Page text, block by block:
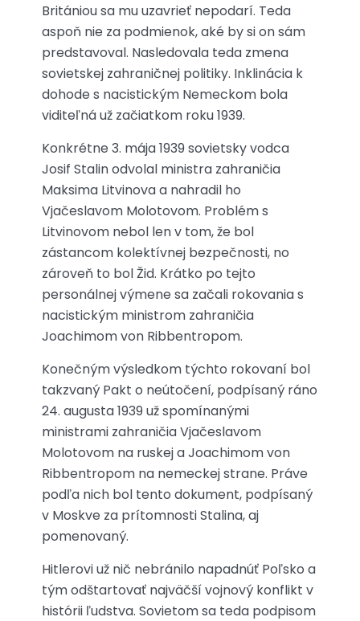
Britániou sa mu uzavrieť nepodarí. Teda
aspoň nie za podmienok, aké by si on sám
predstavoval. Nasledovala teda zmena
sovietskej zahraničnej politiky. Inklinácia k
dohode s nacistickým Nemeckom bola
viditeľná už začiatkom roku 1939.
Konkrétne 3. mája 1939 sovietsky vodca
Josif Stalin odvolal ministra zahraničia
Maksima Litvinova a nahradil ho
Vjačeslavom Molotovom. Problém s
Litvinovom nebol len v tom, že bol
zástancom kolektívnej bezpečnosti, no
zároveň to bol Žid. Krátko po tejto
personálnej výmene sa začali rokovania s
nacistickým ministrom zahraničia
Joachimom von Ribbentropom.
Konečným výsledkom týchto rokovaní bol
takzvaný Pakt o neútočení, podpísaný ráno
24. augusta 1939 už spomínanými
ministrami zahraničia Vjačeslavom
Molotovom na ruskej a Joachimom von
Ribbentropom na nemeckej strane. Práve
podľa nich bol tento dokument, podpísaný
v Moskve za prítomnosti Stalina, aj
pomenovaný.
Hitlerovi už nič nebránilo napadnúť Poľsko a
tým odštartovať najväčší vojnový konflikt v
histórii ľudstva. Sovietom sa teda podpisom